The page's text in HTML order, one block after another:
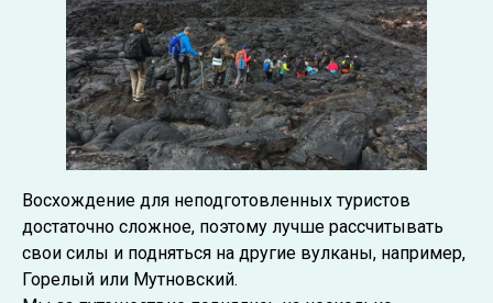
Восхождение для неподготовленных туристов
достаточно сложное, поэтому лучше рассчитывать
свои силы и подняться на другие вулканы, например,
Горелый или Мутновский.